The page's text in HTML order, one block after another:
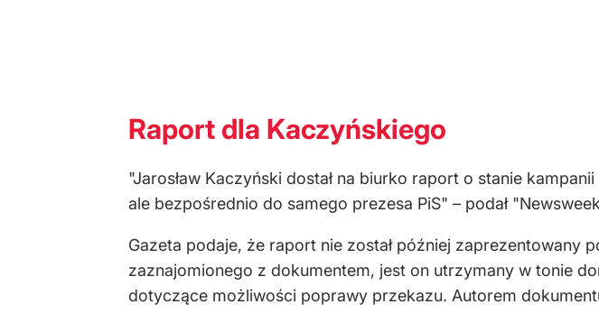
Raport dla Kaczyńskiego
"Jarosław Kaczyński dostał na biurko raport o stanie
ale bezpośrednio do samego prezesa PiS" – podał
Gazeta podaje, że raport nie został później zaprezentowany
zaznajomionego z dokumentem, jest on utrzymany w tonie
dotyczące możliwości poprawy przekazu. Autorem